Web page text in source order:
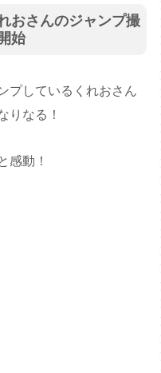
おさんのジャンプ撮
始
プしているくれおさん
りなる！
感動！